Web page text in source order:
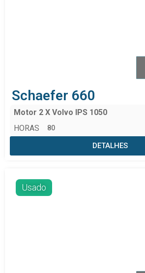
Schaefer 660
Motor 2 X Volvo IPS 1050
HORAS
80
DETALHES
Usado